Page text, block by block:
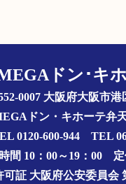
ドン･キ
0007 大阪府大阪市港
ドン・キホーテ弁
0120-600-944 TEL
間 10：00～19：00
可証 大阪府公安委員会